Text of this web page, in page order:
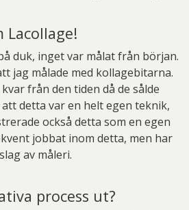
Lacollage!
duk, inget var målat från början.
jag målade med kollagebitarna.
från den tiden då de sålde
detta var en helt egen teknik,
också detta som en egen
jobbat inom detta, men har
av måleri.
process ut?